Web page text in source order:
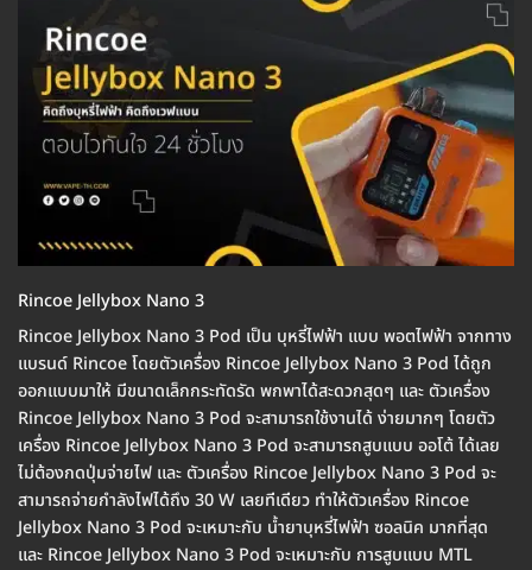
Rincoe Jellybox Nano 3
Rincoe Jellybox Nano 3 Pod เป็น บุหรี่ไฟฟ้า แบบ พอตไฟฟ้า จากทาง
แบรนด์ Rincoe โดยตัวเครื่อง Rincoe Jellybox Nano 3 Pod ได้ถูก
ออกแบบมาให้ มีขนาดเล็กกระทัดรัด พกพาได้สะดวกสุดๆ และ ตัวเครื่อง
Rincoe Jellybox Nano 3 Pod จะสามารถใช้งานได้ ง่ายมากๆ โดยตัว
เครื่อง Rincoe Jellybox Nano 3 Pod จะสามารถสูบแบบ ออโต้ ได้เลย
ไม่ต้องกดปุ่มจ่ายไฟ และ ตัวเครื่อง Rincoe Jellybox Nano 3 Pod จะ
สามารถจ่ายกำลังไฟได้ถึง 30 W เลยทีเดียว ทำให้ตัวเครื่อง Rincoe
Jellybox Nano 3 Pod จะเหมาะกับ น้ำยาบุหรี่ไฟฟ้า ซอลนิค มากที่สุด
และ Rincoe Jellybox Nano 3 Pod จะเหมาะกับ การสูบแบบ MTL